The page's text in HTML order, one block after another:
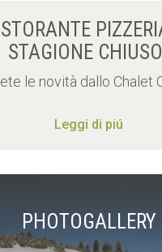
STAGIONE
le novità dallo Chalet
Leggi di piú
PHOTOGALLERY